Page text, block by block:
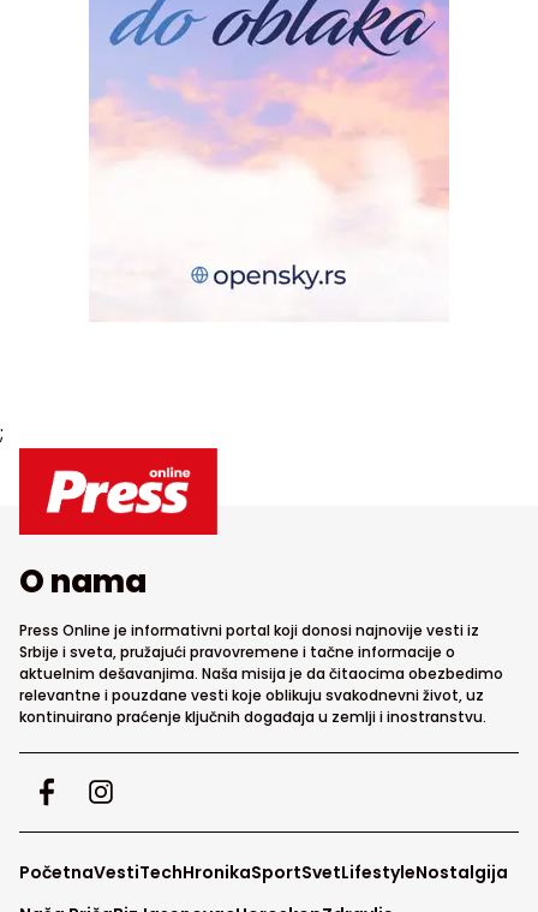
;
O nama
Press Online je informativni portal koji donosi najnovije vesti iz
Srbije i sveta, pružajući pravovremene i tačne informacije o
aktuelnim dešavanjima. Naša misija je da čitaocima obezbedimo
relevantne i pouzdane vesti koje oblikuju svakodnevni život, uz
kontinuirano praćenje ključnih događaja u zemlji i inostranstvu.
PočetnaVestiTechHronikaSportSvetLifestyleNostalgija